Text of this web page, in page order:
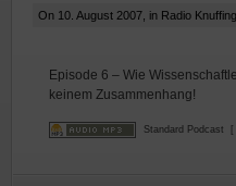
On 10. August 2007, in Radio
Episode 6 – Wie
keinem Zusammenhang!
Standard Podcast